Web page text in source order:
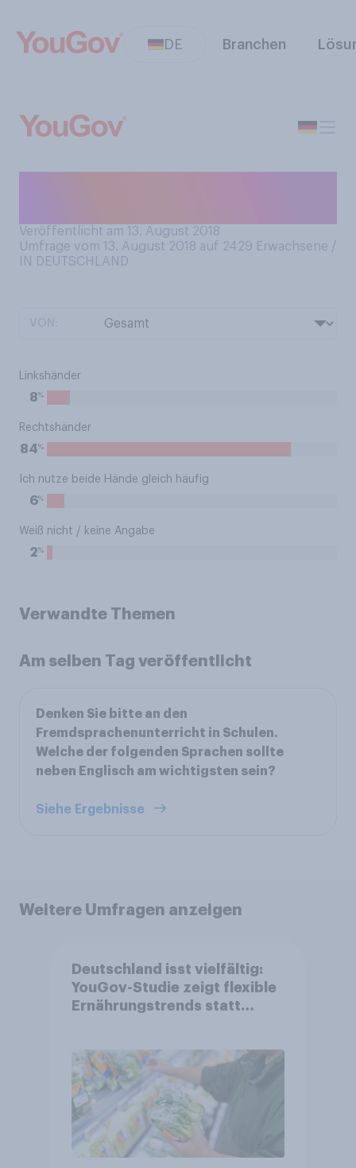
DE Branchen
Veröffentlicht am 13. August 2018
Umfrage vom 13. August 2018 auf 2429 Erwachsene /
IN DEUTSCHLAND
Linkshänder
8%
Rechtshänder
84%
Ich nutze beide Hände gleich häufig
6%
Weiß nicht / keine Angabe
2%
Verwandte Themen
Am selben Tag veröffentlicht
Denken Sie bitte an den
Fremdsprachenunterricht in Schulen.
Welche der folgenden Sprachen sollte
neben Englisch am wichtigsten sein?
Siehe Ergebnisse
Weitere Umfragen anzeigen
Deutschland isst vielfältig:
YouGov-Studie zeigt flexible
Ernährungstrends statt